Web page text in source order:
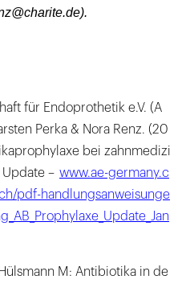
für Endoprothetik e.V. (A
Perka & Nora Renz. (20
bei zahnmedizi
– www.ae-germany.c
pdf-handlungsanweisunge
M: Antibiotika in de